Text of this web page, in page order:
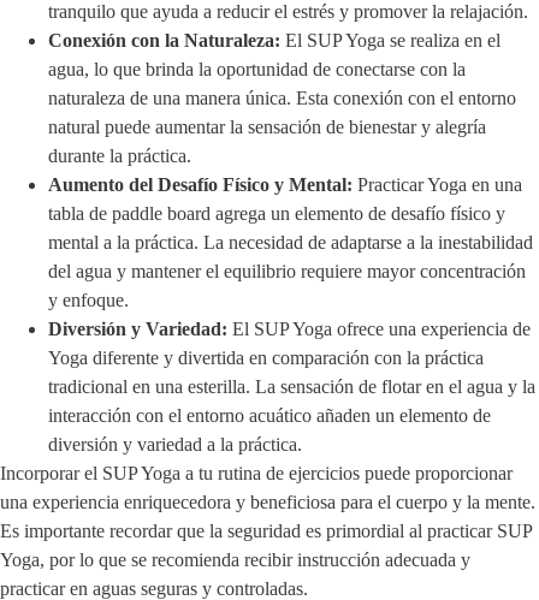
tranquilo que ayuda a reducir el estrés y promover la relajación.
Conexión con la Naturaleza: El SUP Yoga se realiza en el
agua, lo que brinda la oportunidad de conectarse con la
naturaleza de una manera única. Esta conexión con el entorno
natural puede aumentar la sensación de bienestar y alegría
durante la práctica.
Aumento del Desafío Físico y Mental: Practicar Yoga en una
tabla de paddle board agrega un elemento de desafío físico y
mental a la práctica. La necesidad de adaptarse a la inestabilidad
del agua y mantener el equilibrio requiere mayor concentración
y enfoque.
Diversión y Variedad: El SUP Yoga ofrece una experiencia de
Yoga diferente y divertida en comparación con la práctica
tradicional en una esterilla. La sensación de flotar en el agua y la
interacción con el entorno acuático añaden un elemento de
diversión y variedad a la práctica.
Incorporar el SUP Yoga a tu rutina de ejercicios puede proporcionar
una experiencia enriquecedora y beneficiosa para el cuerpo y la mente.
Es importante recordar que la seguridad es primordial al practicar SUP
Yoga, por lo que se recomienda recibir instrucción adecuada y
practicar en aguas seguras y controladas.